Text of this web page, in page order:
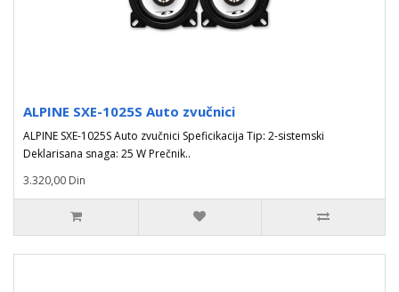
ALPINE SXE-1025S Auto zvučnici
ALPINE SXE-1025S Auto zvučnici Speficikacija Tip: 2-sistemski
Deklarisana snaga: 25 W Prečnik..
3.320,00 Din